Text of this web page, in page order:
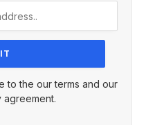
to the our terms and our
agreement.